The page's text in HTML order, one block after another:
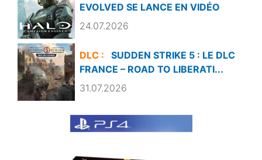
EVOLVED SE LANCE EN VIDÉO
24.07.2026
DLC :
SUDDEN STRIKE 5 : LE DLC
FRANCE – ROAD TO LIBERATI...
31.07.2026